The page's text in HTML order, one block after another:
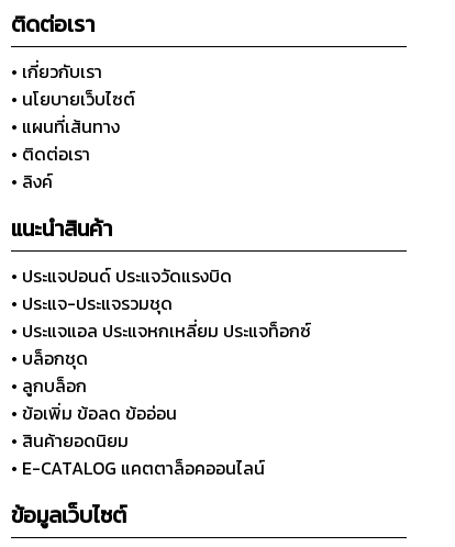
ติดต่อเรา
• เกี่ยวกับเรา
• นโยบายเว็บไซต์
• แผนที่เส้นทาง
• ติดต่อเรา
• ลิงค์
แนะนำสินค้า
• ประแจปอนด์ ประแจวัดแรงบิด
• ประแจ-ประแจรวมชุด
• ประแจแอล ประแจหกเหลี่ยม ประแจท็อกซ์
• บล็อกชุด
• ลูกบล็อก
• ข้อเพิ่ม ข้อลด ข้ออ่อน
• สินค้ายอดนิยม
• E-CATALOG แคตตาล็อคออนไลน์
ข้อมูลเว็บไซต์